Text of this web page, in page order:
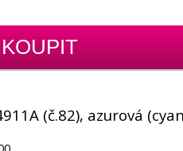
KOUPIT
(č.82), azurová